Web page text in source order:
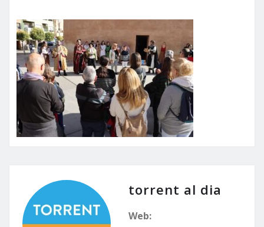
torrent al dia
Web: